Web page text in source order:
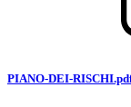
PIANO-DEI-